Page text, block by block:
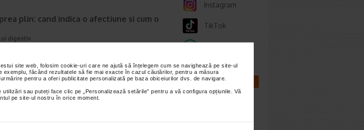
site web, folosim cookie-uri care ne ajută să înțelegem cum se navighează pe site-ul
făcând rezultatele să fie mai exacte în cazul căutărilor, pentru a măsura
pentru a oferi publicitate personalizată pe baza obiceiurilor dvs. de navigare.
sau puteți face clic pe „Personalizează setările” pentru a vă configura opțiunile. Vă
pe site-ul nostru în orice moment.
plin: cand indica o afectiune si cum o
digestiv
macar o data dupa masa o senzatie de prea
cand nu au consumat o cantitate foarte mare de alimente.
aceasta apare ocazional…
Instagram
TikTok
CALCULATOARE